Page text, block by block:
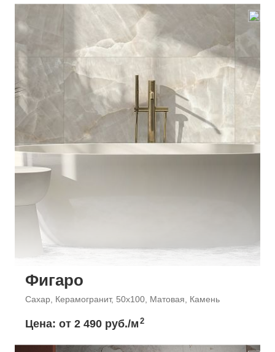
Фигаро
Сахар, Керамогранит, 50x100, Матовая, Камень
Цена: от 2 490 руб./м 2